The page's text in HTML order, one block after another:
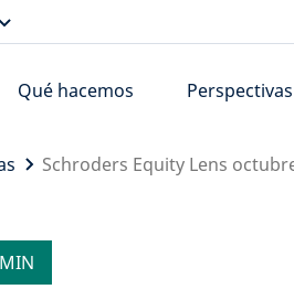
Qué hacemos Perspectivas
Schroders Equity Lens